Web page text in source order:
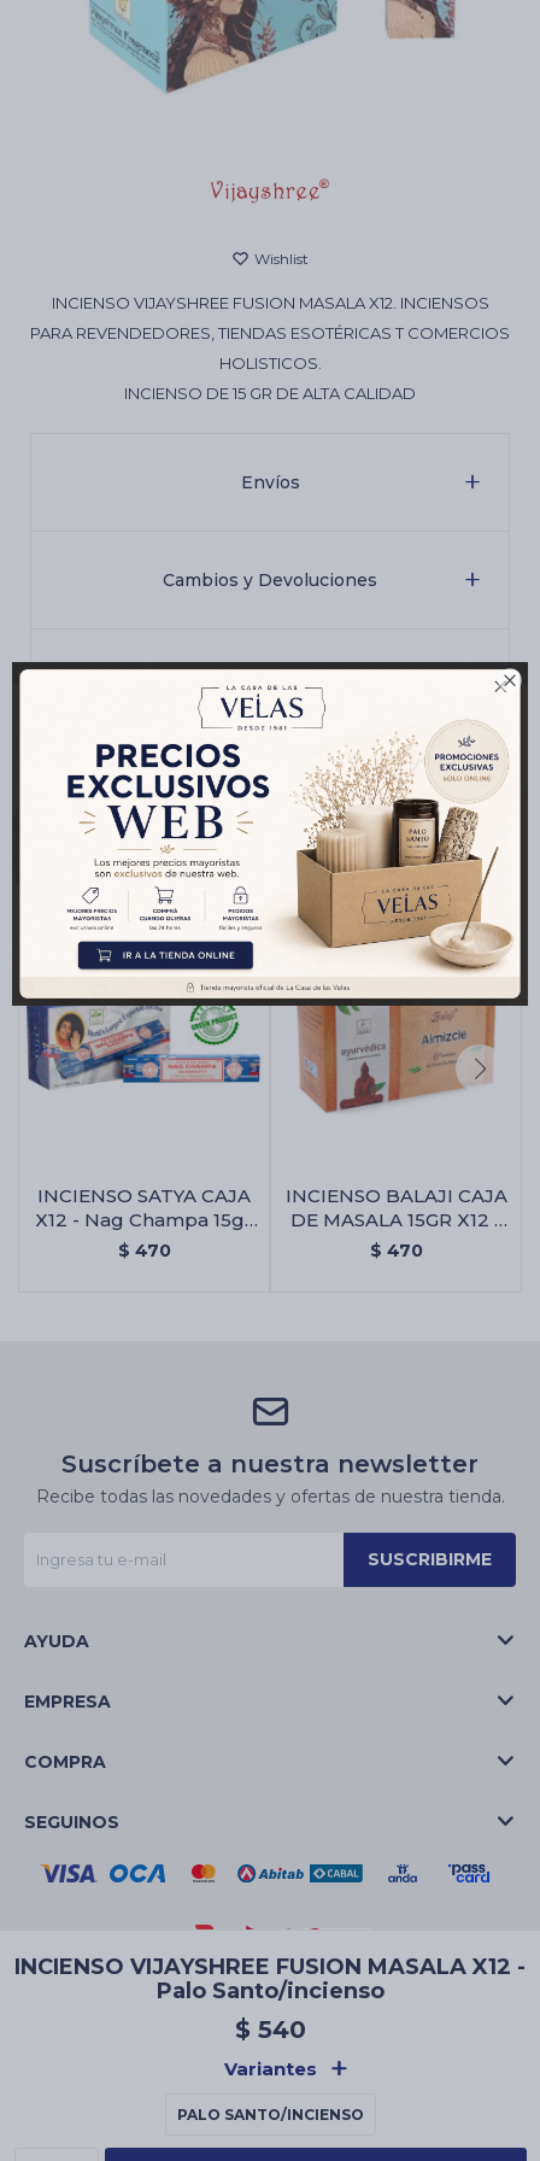

INCIENSO VIJAYSHREE FUSION MASALA X12 -
Palo Santo/incienso
$ 540
Variantes
PALO SANTO/INCIENSO
INCIENSO VIJAYSHREE FUSION MASALA X12. INCIENSOS
PARA REVENDEDORES, TIENDAS ESOTÉRICAS T COMERCIOS
HOLISTICOS.
INCIENSO DE 15 GR DE ALTA CALIDAD
Envíos
Cambios y Devoluciones
Productos que te pueden interesar
INCIENSO SATYA CAJA
X12 - Nag Champa 15gr
X12 Uni.
$ 470
INCIENSO BALAJI CAJA
DE MASALA 15GR X12 -
Almizcle
$ 470
Suscríbete a nuestra newsletter
Recibe todas las novedades y ofertas de nuestra tienda.
SUSCRIBIRME
AYUDA
EMPRESA
COMPRA
SEGUINOS
© Copyright 2026 / La Casa de las Velas
Cartas de Tarot
Aromatizantes de ambientes